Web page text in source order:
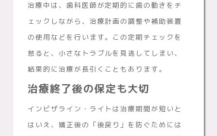
治療中は、歯科医師が定期的に歯の動きをチ
ェックしながら、治療計画の調整や補助装置
の使用などを行います。この定期チェックを
怠ると、小さなトラブルを見逃してしまい、
結果的に治療が長引くこともあります。
治療終了後の保定も大切
インビザライン・ライトは治療期間が短いと
はいえ、矯正後の「後戻り」を防ぐためには